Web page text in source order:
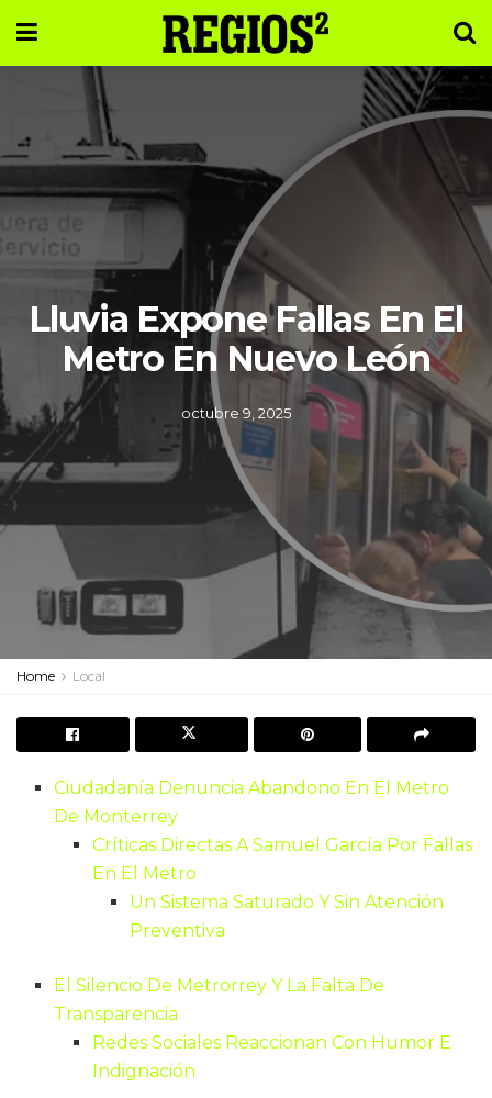
Lluvia Expone Fallas En El
Metro En Nuevo León
octubre 9, 2025
Home Local
Ciudadanía Denuncia Abandono En El Metro
De Monterrey
Críticas Directas A Samuel García Por Fallas
En El Metro
Un Sistema Saturado Y Sin Atención
Preventiva
El Silencio De Metrorrey Y La Falta De
Transparencia
Redes Sociales Reaccionan Con Humor E
Indignación